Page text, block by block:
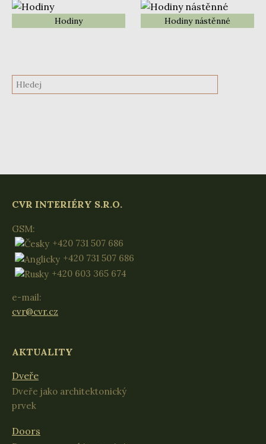
Hodiny Hodiny nástěnné
CVR INTERIÉRY S.R.O.
GSM:
+420 731 507 686
+420 731 507 686
+420 603 365 674
e-mail:
cvr@cvr.cz
AKTUALITY
Dveře
Dveře jako architektonický
prvek
Doors